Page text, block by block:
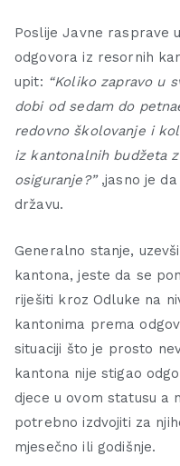
Poslije Javne rasprave
odgovora iz resornih
upit: “Koliko zapravo u
dobi od sedam do
redovno školovanje i
iz kantonalnih budžeta
osiguranje?”,jasno je da
državu.
Generalno stanje,
kantona, jeste da se
riješiti kroz Odluke na
kantonima prema
situaciji što je prosto
kantona nije stigao
djece u ovom statusu a
potrebno izdvojiti za
mjesečno ili godišnje.